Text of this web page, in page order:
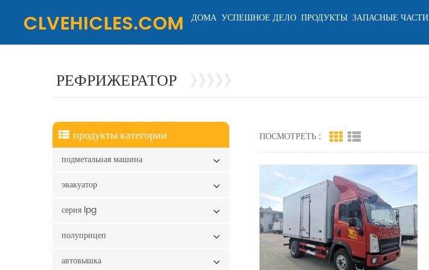
ДОМА УСПЕШНОЕ ДЕЛО ПРОДУКТЫ ЗАПАСНЫЕ ЧАСТИ
РЕФРИЖЕРАТОР
продукты категории
подметальная машина
эвакуатор
серия lpg
полуприцеп
автовышка
ПОСМОТРЕТЬ :